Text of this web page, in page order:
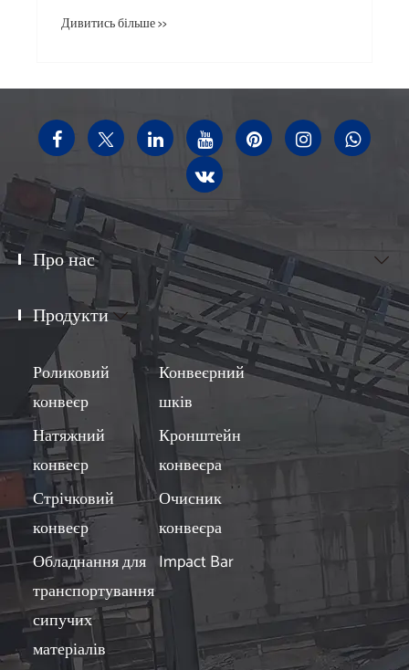
навантажень
Дивитись більше >>
Про нас 
Продукти 
Роликовий
конвеєр
Конвеєрний
шків
Натяжний
конвеєр
Кронштейн
конвеєра
Стрічковий
конвеєр
Очисник
конвеєра
Обладнання для
транспортування
сипучих
матеріалів
Impact Bar